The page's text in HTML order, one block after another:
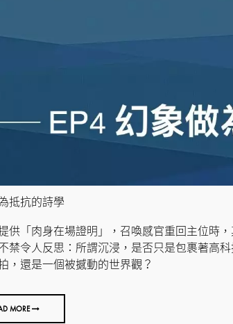
抵抗的詩學
供「肉身在場證明」，召喚感官重回主位時
禁令人反思：所謂沉浸，是否只是包裹著高
，還是一個被撼動的世界觀？
MORE